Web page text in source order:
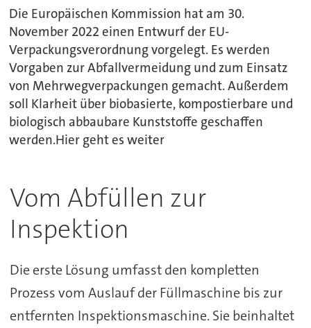
Die Europäischen Kommission hat am 30.
November 2022 einen Entwurf der EU-
Verpackungsverordnung vorgelegt. Es werden
Vorgaben zur Abfallvermeidung und zum Einsatz
von Mehrwegverpackungen gemacht. Außerdem
soll Klarheit über biobasierte, kompostierbare und
biologisch abbaubare Kunststoffe geschaffen
werden.Hier geht es weiter
Vom Abfüllen zur
Inspektion
Die erste Lösung umfasst den kompletten
Prozess vom Auslauf der Füllmaschine bis zur
entfernten Inspektionsmaschine. Sie beinhaltet